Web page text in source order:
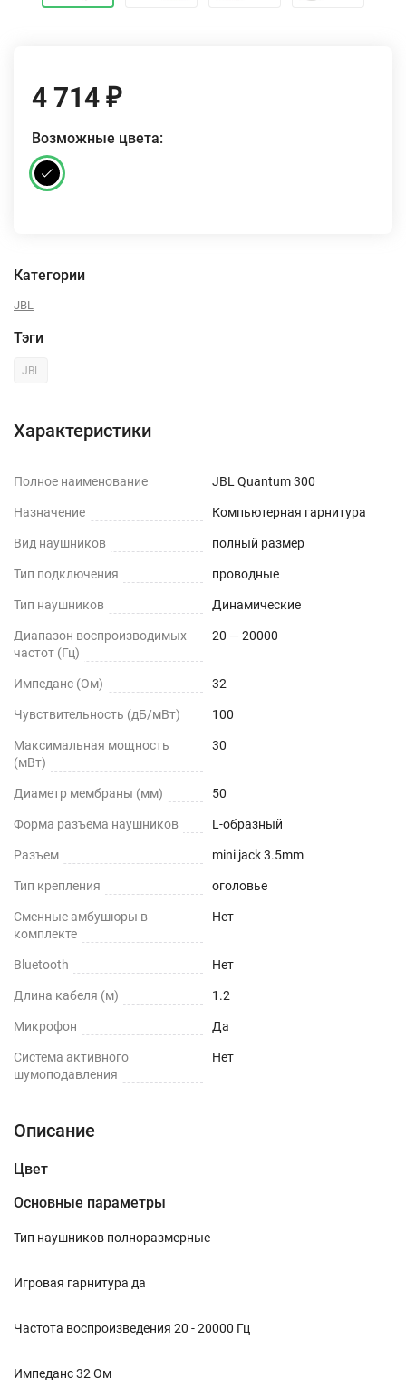
4 714 ₽
Возможные цвета:
Категории
JBL
Тэги
JBL
Характеристики
Полное наименование JBL Quantum 300
Назначение Компьютерная гарнитура
Вид наушников полный размер
Тип подключения проводные
Тип наушников Динамические
Диапазон воспроизводимых
частот (Гц)
20 — 20000
Импеданс (Ом) 32
Чувствительность (дБ/мВт) 100
Максимальная мощность
(мВт)
30
Диаметр мембраны (мм) 50
Форма разъема наушников L-образный
Разъем mini jack 3.5mm
Тип крепления оголовье
Сменные амбушюры в
комплекте
Нет
Bluetooth Нет
Длина кабеля (м) 1.2
Микрофон Да
Cистема активного
шумоподавления
Нет
Описание
Цвет
Основные параметры
Тип наушников полноразмерные
Игровая гарнитура да
Частота воспроизведения 20 - 20000 Гц
Импеданс 32 Ом